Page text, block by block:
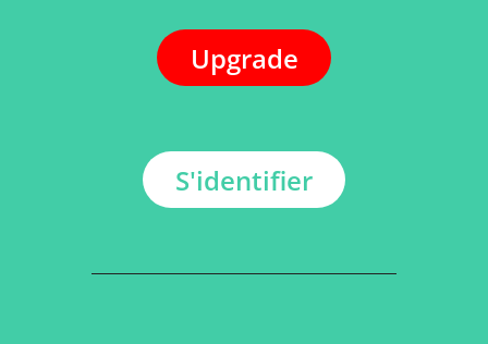
Upgrade
S'identifier